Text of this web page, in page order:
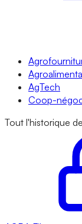
AgTech
Coop-
Tout l'historique